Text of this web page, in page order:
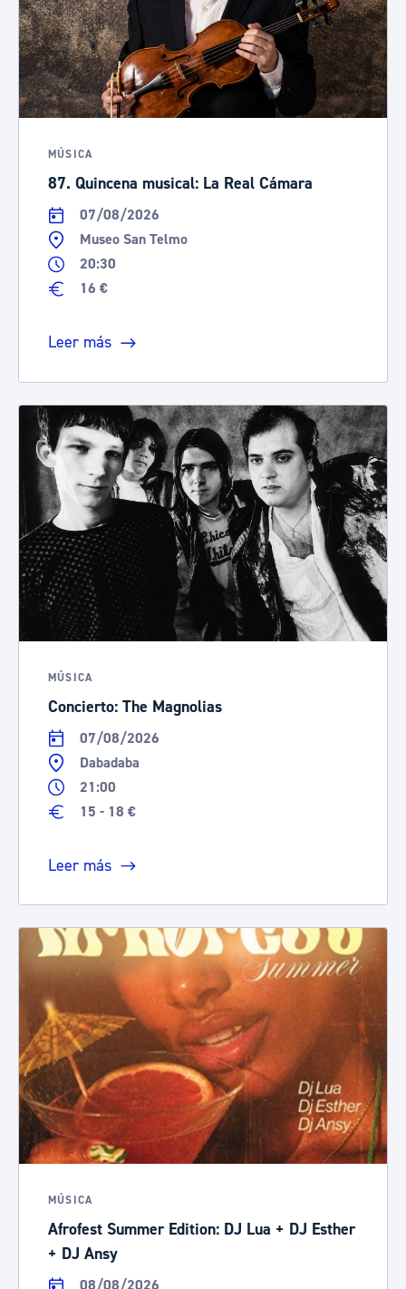
MÚSICA
87. Quincena musical: La Real Cámara
07/08/2026
Museo San Telmo
20:30
16 €
Leer más
MÚSICA
Concierto: The Magnolias
07/08/2026
Dabadaba
21:00
15 - 18 €
Leer más
MÚSICA
Afrofest Summer Edition: DJ Lua + DJ Esther
+ DJ Ansy
08/08/2026